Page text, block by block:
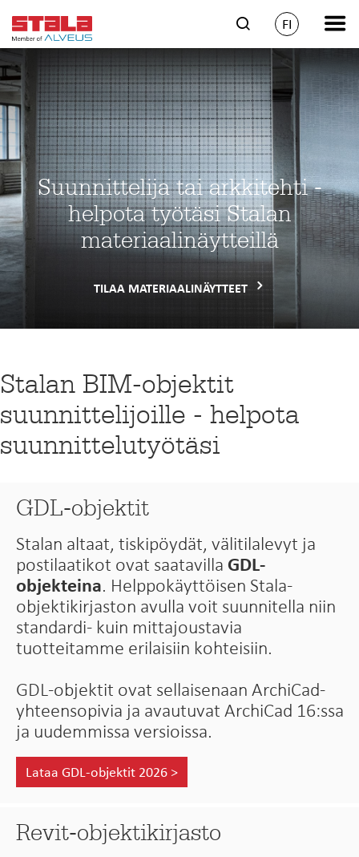
FI
Suunnittelija tai arkkitehti -
helpota työtäsi Stalan
materiaalinäytteillä
TILAA MATERIAALINÄYTTEET
Stalan BIM-objektit
suunnittelijoille - helpota
suunnittelutyötäsi
GDL-objektit
Stalan altaat, tiskipöydät, välitilalevyt ja
postilaatikot ovat saatavillaGDL-
objekteina. Helppokäyttöisen Stala-
objektikirjaston avulla voit suunnitella niin
standardi- kuin mittajoustavia
tuotteitamme erilaisiin kohteisiin.
GDL-objektit ovat sellaisenaan ArchiCad-
yhteensopivia ja avautuvat ArchiCad 16:ssa
ja uudemmissa versioissa.
Lataa GDL-objektit 2026 >
Revit-objektikirjasto